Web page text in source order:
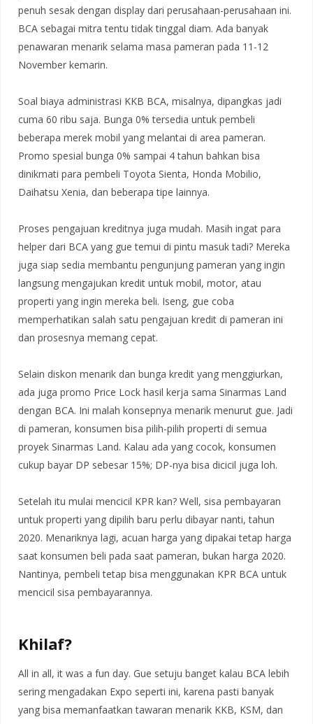
penuh sesak dengan display dari perusahaan-perusahaan ini.
BCA sebagai mitra tentu tidak tinggal diam. Ada banyak
penawaran menarik selama masa pameran pada 11-12
November kemarin.
Soal biaya administrasi KKB BCA, misalnya, dipangkas jadi
cuma 60 ribu saja. Bunga 0% tersedia untuk pembeli
beberapa merek mobil yang melantai di area pameran.
Promo spesial bunga 0% sampai 4 tahun bahkan bisa
dinikmati para pembeli Toyota Sienta, Honda Mobilio,
Daihatsu Xenia, dan beberapa tipe lainnya.
Proses pengajuan kreditnya juga mudah. Masih ingat para
helper dari BCA yang gue temui di pintu masuk tadi? Mereka
juga siap sedia membantu pengunjung pameran yang ingin
langsung mengajukan kredit untuk mobil, motor, atau
properti yang ingin mereka beli. Iseng, gue coba
memperhatikan salah satu pengajuan kredit di pameran ini
dan prosesnya memang cepat.
Selain diskon menarik dan bunga kredit yang menggiurkan,
ada juga promo Price Lock hasil kerja sama Sinarmas Land
dengan BCA. Ini malah konsepnya menarik menurut gue. Jadi
di pameran, konsumen bisa pilih-pilih properti di semua
proyek Sinarmas Land. Kalau ada yang cocok, konsumen
cukup bayar DP sebesar 15%; DP-nya bisa dicicil juga loh.
Setelah itu mulai mencicil KPR kan? Well, sisa pembayaran
untuk properti yang dipilih baru perlu dibayar nanti, tahun
2020. Menariknya lagi, acuan harga yang dipakai tetap harga
saat konsumen beli pada saat pameran, bukan harga 2020.
Nantinya, pembeli tetap bisa menggunakan KPR BCA untuk
mencicil sisa pembayarannya.
Khilaf?
All in all, it was a fun day. Gue setuju banget kalau BCA lebih
sering mengadakan Expo seperti ini, karena pasti banyak
yang bisa memanfaatkan tawaran menarik KKB, KSM, dan